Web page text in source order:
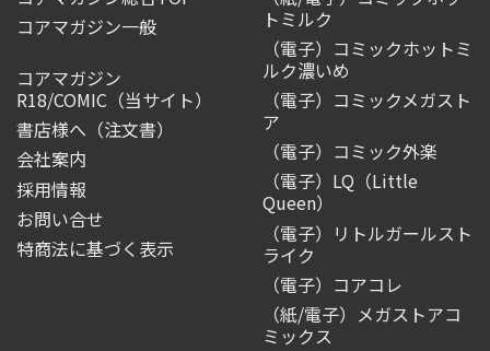
コアマガジン一般
コアマガジン
R18/COMIC （当サイト）
書店様へ（注文書）
会社案内
採用情報
お問い合せ
特商法に基づく表示
トミルク
（電子）コミックホットミ
ルク濃いめ
（電子）コミックメガスト
ア
（電子）コミック外楽
（電子）LQ（Little
Queen）
（電子）リトルガールスト
ライク
（電子）コアコレ
（紙/電子）メガストアコ
ミックス